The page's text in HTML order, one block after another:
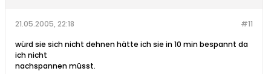
#11
21.05.2005, 22:18
würd sie sich nicht dehnen hätte ich sie in 10 min bespannt da
ich nicht
nachspannen müsst.